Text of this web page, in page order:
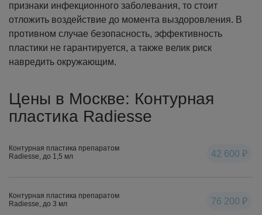
признаки инфекционного заболевания, то стоит
отложить воздействие до момента выздоровления. В
противном случае безопасность, эффективность
пластики не гарантируется, а также велик риск
навредить окружающим.
Цены в Москве: Контурная
пластика Radiesse
Контурная пластика препаратом
Radiesse, до 1,5 мл
42 600 ₽
Контурная пластика препаратом
Radiesse, до 3 мл
76 200 ₽